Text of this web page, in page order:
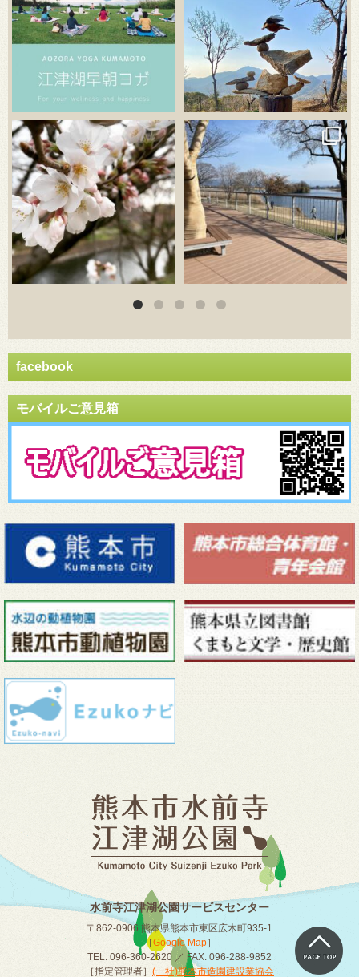
3月 20 3月 18
facebook
モバイルご意見箱
水前寺江津湖公園サービスセンター
〒862-0906 熊本県熊本市東区広木町935-1
［Google Map］
TEL. 096-360-2620 ／ FAX. 096-288-9852
［指定管理者］ (一社)熊本市造園建設業協会